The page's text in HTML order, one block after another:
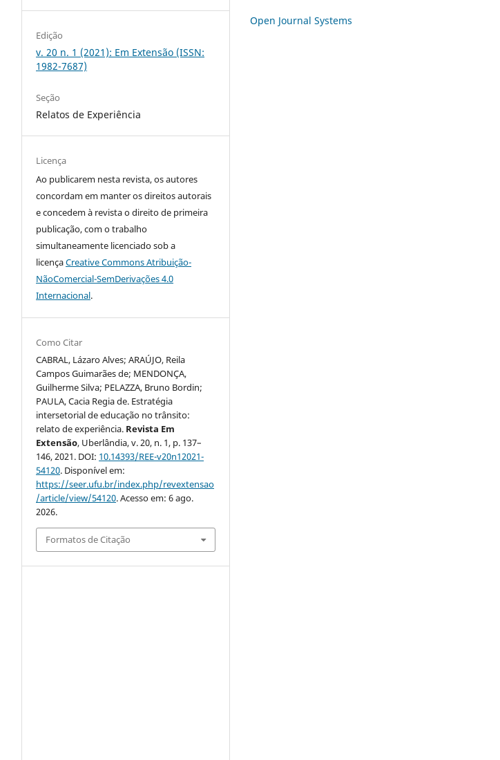
Edição
v. 20 n. 1 (2021): Em Extensão (ISSN:
1982-7687)
Seção
Relatos de Experiência
Licença
Ao publicarem nesta revista, os autores
concordam em manter os direitos autorais
e concedem à revista o direito de primeira
publicação, com o trabalho
simultaneamente licenciado sob a
licençaCreative Commons Atribuição-
NãoComercial-SemDerivações 4.0
Internacional.
Como Citar
CABRAL, Lázaro Alves; ARAÚJO, Reila
Campos Guimarães de; MENDONÇA,
Guilherme Silva; PELAZZA, Bruno Bordin;
PAULA, Cacia Regia de. Estratégia
intersetorial de educação no trânsito:
relato de experiência. Revista Em
Extensão, Uberlândia, v. 20, n. 1, p. 137–
146, 2021. DOI: 10.14393/REE-v20n12021-
54120. Disponível em:
https://seer.ufu.br/index.php/revextensao
/article/view/54120. Acesso em: 6 ago.
2026.
Formatos de Citação
Open Journal Systems